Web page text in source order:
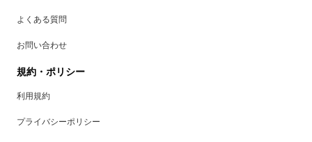
よくある質問
お問い合わせ
規約・ポリシー
利用規約
プライバシーポリシー